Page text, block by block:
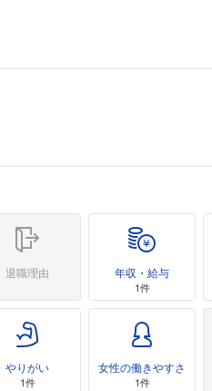
退職理由 年収・給与
1件
やりがい
1件
女性の働きやすさ
1件